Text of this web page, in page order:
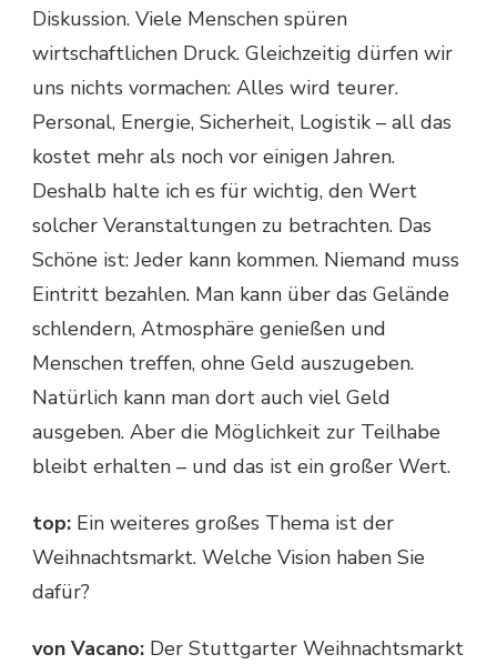
Diskussion. Viele Menschen spüren
wirtschaftlichen Druck. Gleichzeitig dürfen wir
uns nichts vormachen: Alles wird teurer.
Personal, Energie, Sicherheit, Logistik – all das
kostet mehr als noch vor einigen Jahren.
Deshalb halte ich es für wichtig, den Wert
solcher Veranstaltungen zu betrachten. Das
Schöne ist: Jeder kann kommen. Niemand muss
Eintritt bezahlen. Man kann über das Gelände
schlendern, Atmosphäre genießen und
Menschen treffen, ohne Geld auszugeben.
Natürlich kann man dort auch viel Geld
ausgeben. Aber die Möglichkeit zur Teilhabe
bleibt erhalten – und das ist ein großer Wert.
top: Ein weiteres großes Thema ist der
Weihnachtsmarkt. Welche Vision haben Sie
dafür?
von Vacano: Der Stuttgarter Weihnachtsmarkt